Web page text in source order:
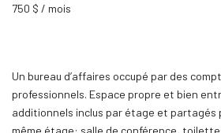
750 $ / mois
Un bureau d’affaires occupé par des
professionnels. Espace propre et bien
additionnels inclus par étage et partagés
même étage: salle de conférence,